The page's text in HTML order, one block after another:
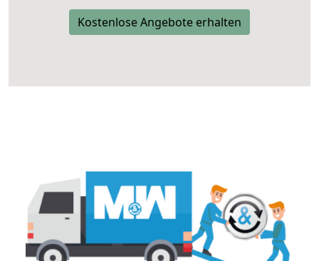
Kostenlose Angebote erhalten